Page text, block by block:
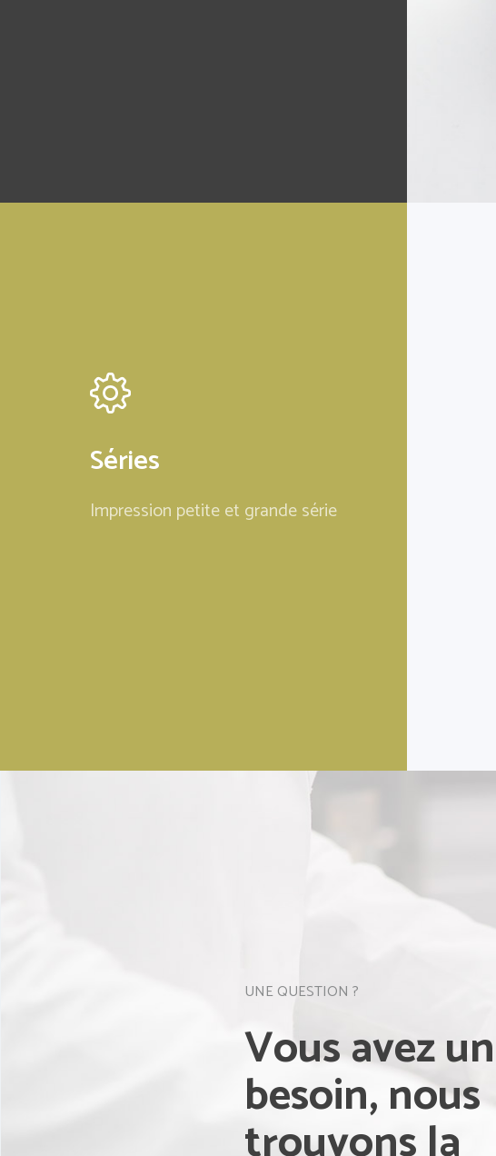
Séries
Impression petite et grande série
UNE QUESTION ?
Vous avez un
besoin, nous